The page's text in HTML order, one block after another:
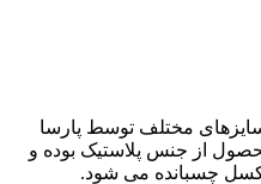
مختلف توسط پارسا
از جنس پلاستیک بوده و
چسبانده می شود.